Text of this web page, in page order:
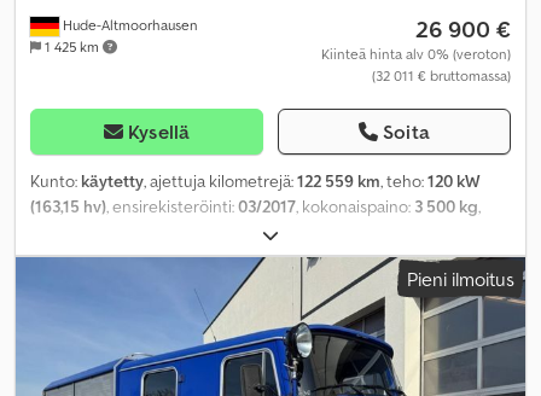
Hude-Altmoorhausen
1 425 km
26 900 €
Kiinteä hinta alv 0% (veroton)
(32 011 € bruttomassa)
Kysellä Soita
Kunto: käytetty, ajettuja kilometrejä:122 559 km, teho:120 kW
(163,15 hv), ensirekisteröinti:03/2017, kokonaispaino: 3 500 kg,
oranssi
mekaaninen, päästöluokka:Euro 6, Valmistusvuosi:2017, istuimien
ABS, elektroninen ajonvakautusjärjestelmä
(ESP), ilmastointi, neliveto, pysäköintilämmitin,
Pieni ilmoitus